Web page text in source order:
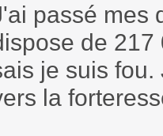
passé mes
de 217
je suis
la